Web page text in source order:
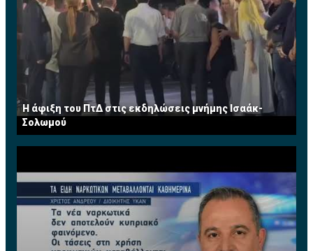
Η άφιξη του ΠτΔ στις εκδηλώσεις μνήμης Ισαάκ-
Σολωμού